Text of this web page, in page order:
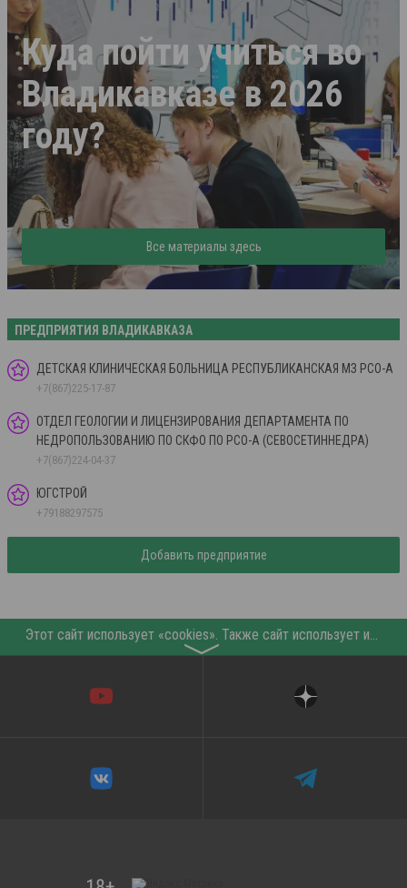
Куда пойти учиться во
Владикавказе в 2026
году?
Все материалы здесь
ПРЕДПРИЯТИЯ ВЛАДИКАВКАЗА
ДЕТСКАЯ КЛИНИЧЕСКАЯ БОЛЬНИЦА РЕСПУБЛИКАНСКАЯ МЗ РСО-А
+7(867)225-17-87
ОТДЕЛ ГЕОЛОГИИ И ЛИЦЕНЗИРОВАНИЯ ДЕПАРТАМЕНТА ПО
НЕДРОПОЛЬЗОВАНИЮ ПО СКФО ПО РСО-А (СЕВОСЕТИННЕДРА)
+7(867)224-04-37
ЮГСТРОЙ
+79188297575
Добавить предприятие
Этот сайт использует «cookies». Также сайт использует интернет-сервис для сбора технических данных касательно посетителей с целью получения маркетинговой и статистической информации. Условия обработки данных посетителей сайта см.
〉